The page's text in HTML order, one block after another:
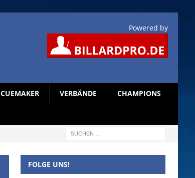
Powered by
CUEMAKER VERBÄNDE CHAMPIONS
FOLGE UNS!